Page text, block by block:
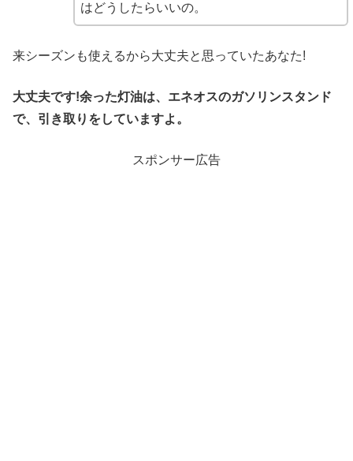
はどうしたらいいの。
来シーズンも使えるから大丈夫と思っていたあなた!
大丈夫です!余った灯油は、エネオスのガソリンスタンド
で、引き取りをしていますよ。
スポンサー広告